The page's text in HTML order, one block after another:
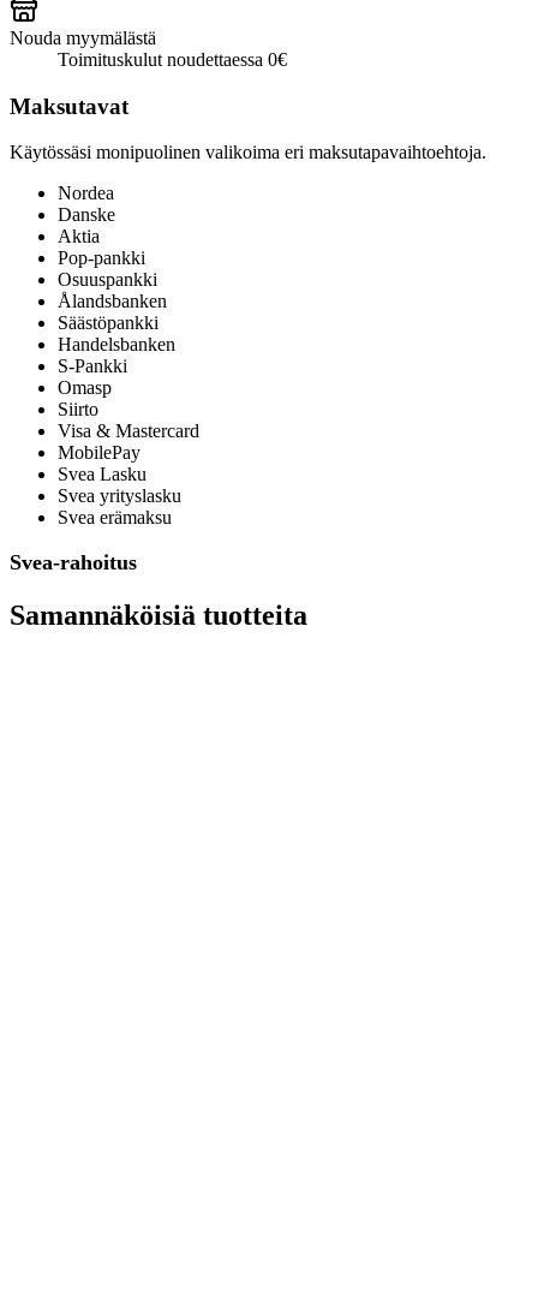
Nouda myymälästä
Toimituskulut noudettaessa 0€
Maksutavat
Käytössäsi monipuolinen valikoima eri maksutapavaihtoehtoja.
Nordea
Danske
Aktia
Pop-pankki
Osuuspankki
Ålandsbanken
Säästöpankki
Handelsbanken
S-Pankki
Omasp
Siirto
Visa & Mastercard
MobilePay
Svea Lasku
Svea yrityslasku
Svea erämaksu
Svea-rahoitus
Samannäköisiä tuotteita